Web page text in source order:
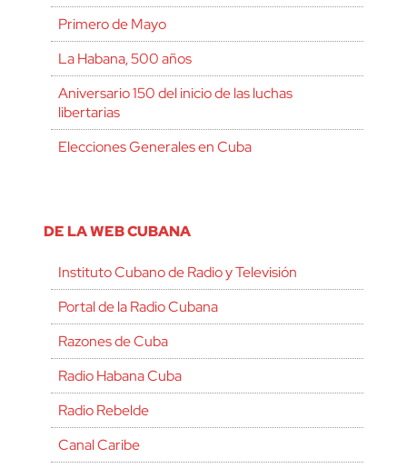
Primero de Mayo
La Habana, 500 años
Aniversario 150 del inicio de las luchas
libertarias
Elecciones Generales en Cuba
DE LA WEB CUBANA
Instituto Cubano de Radio y Televisión
Portal de la Radio Cubana
Razones de Cuba
Radio Habana Cuba
Radio Rebelde
Canal Caribe